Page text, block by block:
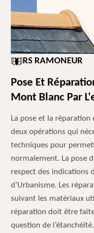
RS RAMONEUR
Pose Et
Mont Blanc Par
La pose et la
deux opérations qui
techniques pour
normalement. La pose
respect des indications
d’Urbanisme. Les
suivant les matériaux
réparation doit être faite
question de